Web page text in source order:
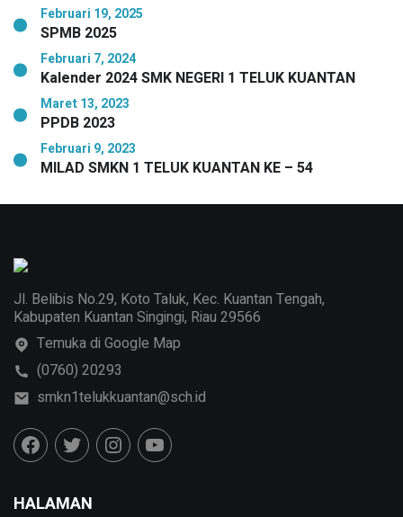
Februari 19, 2025
SPMB 2025
Februari 7, 2024
Kalender 2024 SMK NEGERI 1 TELUK KUANTAN
Maret 13, 2023
PPDB 2023
Februari 9, 2023
MILAD SMKN 1 TELUK KUANTAN KE – 54
Jl. Belibis No.29, Koto Taluk, Kec. Kuantan Tengah,
Kabupaten Kuantan Singingi, Riau 29566
Temuka di Google Map
(0760) 20293
smkn1telukkuantan@sch.id
HALAMAN